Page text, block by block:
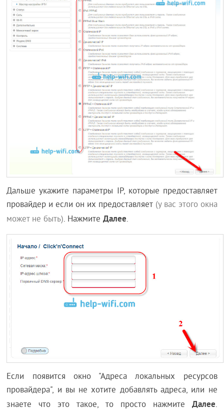
Дальше укажите параметры IP, которые предоставляет
провайдер и если он их предоставляет (у вас этого окна
может не быть). НажмитеДалее.
Если появится окно "Адреса локальных ресурсов
провайдера", и вы не хотите добавлять адреса, или не
знаете что это такое, то просто нажмите Далее.